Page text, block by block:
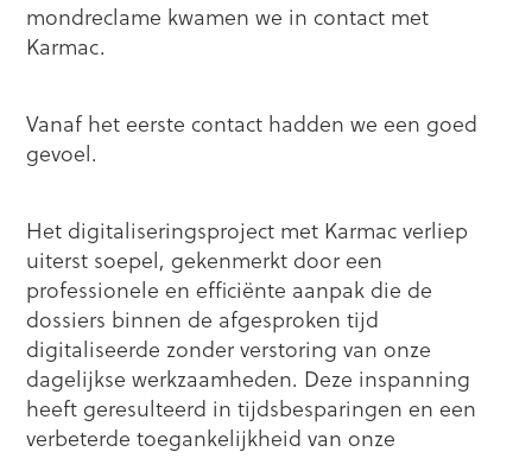
mondreclame kwamen we in contact met
Karmac.
Vanaf het eerste contact hadden we een goed
gevoel.
Het digitaliseringsproject met Karmac verliep
uiterst soepel, gekenmerkt door een
professionele en efficiënte aanpak die de
dossiers binnen de afgesproken tijd
digitaliseerde zonder verstoring van onze
dagelijkse werkzaamheden. Deze inspanning
heeft geresulteerd in tijdsbesparingen en een
verbeterde toegankelijkheid van onze